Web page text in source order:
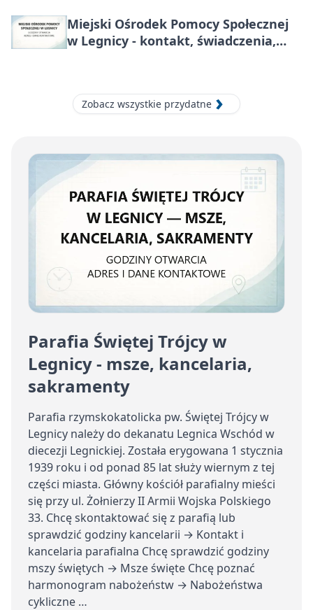
Miejski Ośrodek Pomocy Społecznej
w Legnicy - kontakt, świadczenia,
Zobacz wszystkie przydatne
Parafia Świętej Trójcy w
Legnicy - msze, kancelaria,
sakramenty
Parafia rzymskokatolicka pw. Świętej Trójcy w
Legnicy należy do dekanatu Legnica Wschód w
diecezji Legnickiej. Została erygowana 1 stycznia
1939 roku i od ponad 85 lat służy wiernym z tej
części miasta. Główny kościół parafialny mieści
się przy ul. Żołnierzy II Armii Wojska Polskiego
33. Chcę skontaktować się z parafią lub
sprawdzić godziny kancelarii → Kontakt i
kancelaria parafialna Chcę sprawdzić godziny
mszy świętych → Msze święte Chcę poznać
harmonogram nabożeństw → Nabożeństwa
cykliczne …